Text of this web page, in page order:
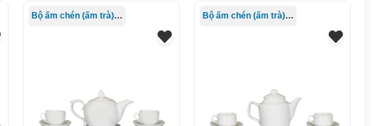
Bộ ấm chén (ấm trà) in logo Bộ ấm chén (ấm trà) in logo